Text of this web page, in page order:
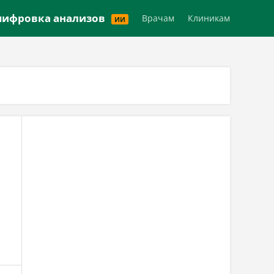
анализов ИИ Врачам Клиникам